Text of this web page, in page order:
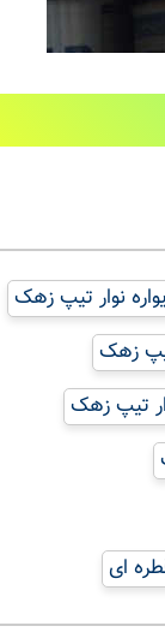
نوار تیپ زهک
زهک
تیپ زهک
ای